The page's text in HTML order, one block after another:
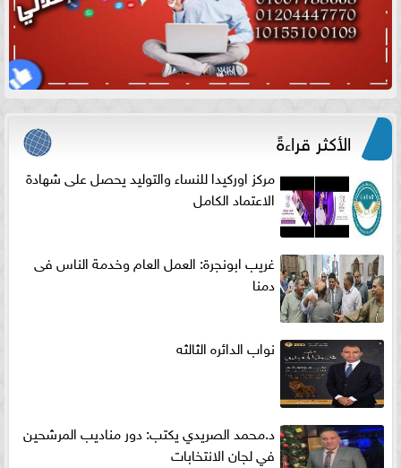
الأكثر قراءةً
مركز اوركيدا للنساء والتوليد يحصل على شهادة
الاعتماد الكامل
غريب ابونجرة: العمل العام وخدمة الناس فى
دمنا
نواب الدائره الثالثه
د.محمد الصريدي يكتب: دور مناديب المرشحين
في لجان الانتخابات